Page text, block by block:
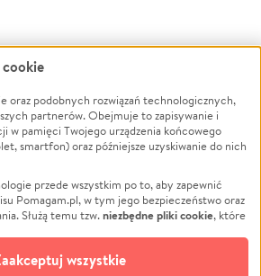
Powódź
Wichura
NGO
Edukacja
Podróż
Impreza
Ochrona środowiska
oraz podobnych rozwiązań technologicznych,
partnerów. Obejmuje to zapisywanie i
w pamięci Twojego urządzenia końcowego
smartfon) oraz późniejsze uzyskiwanie do nich
przede wszystkim po to, aby zapewnić
Pomagam.pl, w tym jego bezpieczeństwo oraz
Służą temu tzw.niezbędne pliki cookie, które
plików cookie
i retargetingowych. Możesz wyrazić
wszystkie